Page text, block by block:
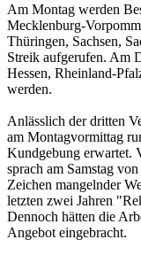
Am Montag werden
Mecklenburg-
Thüringen, Sachsen,
Streik aufgerufen. Am
Hessen, Rheinland-
werden.
Anlässlich der dritten
am Montagvormittag
Kundgebung erwartet.
sprach am Samstag
Zeichen mangelnder
letzten zwei Jahren
Dennoch hätten die
Angebot eingebracht.